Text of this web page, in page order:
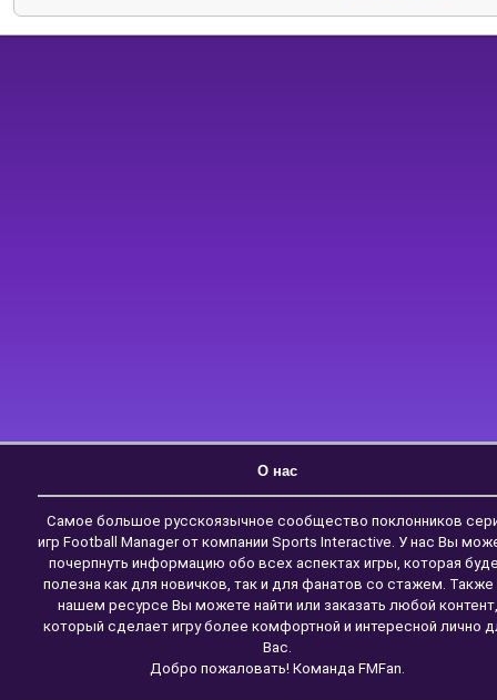
О нас
Самое большое русскоязычное сообщество поклонников
игр Football Manager от компании Sports Interactive. У нас Вы
почерпнуть информацию обо всех аспектах игры, которая
полезна как для новичков, так и для фанатов со стажем. Также
нашем ресурсе Вы можете найти или заказать любой контент,
который сделает игру более комфортной и интересной лично
Вас.
Добро пожаловать! Команда FMFan.